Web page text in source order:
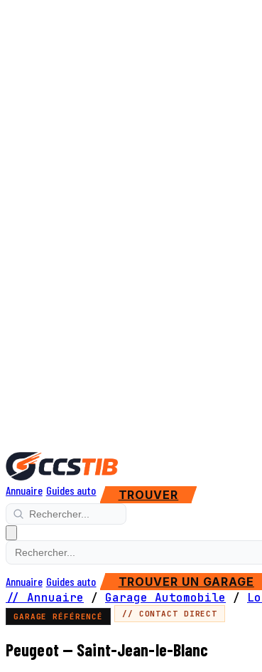
Annuaire Guides auto TROUVER
Annuaire Guides auto TROUVER UN GARAGE
// Annuaire / Garage Automobile /
GARAGE RÉFÉRENCÉ // CONTACT DIRECT
Peugeot — Saint-Jean-le-Blanc